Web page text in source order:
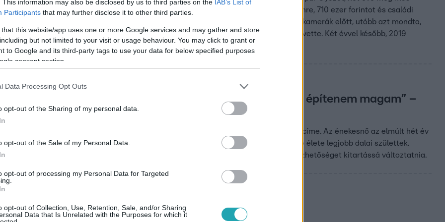
This information may also be disclosed by us to third parties on the IAB’s List of
Participants that may further disclose it to other third parties.
that this website/app uses one or more Google services and may gather and store
but not limited to your visit or usage behaviour. You may click to grant or
to Google and its third-party tags to use your data for below specified purposes
consent section.
Data Processing Opt Outs
opt-out of the Sharing of my personal data.
opt-out of the Sale of my Personal Data.
opt-out of processing my Personal Data for Targeted
opt-out of Collection, Use, Retention, Sale, and/or Sharing
Data that Is Unrelated with the Purposes for which it
körül. 2017. áprilisban az adóhatóság rajtaütésszerűen csapott le a showmanre, 710 ezer forintot és családi
le nála. Gáspár nem sokkal korábban elképesztő luxuskocsiparkkal büszkélkedett a kamerák előtt, utóbb azt mondta,
az övé. Akkor az üggyel kapcsolatban csak egy volt biztos: a sűrű homály, ami körülvette. Két évvel később, 2019
meg a celeb ellen folyó, sikkasztás miatt indult eljárást.
omlott össze az életemnek és valahogy újra kellett építenem magam” –
élete legdrámaibb időszakában született meg
többé” – így hangzik magyarul a világsztár popdíva, Shakira vadonatúj albumának címe. Az énekesnő az elmúlt hét év
de inkább bánatából merített ihletet és építette újra önmagát is, miközben szerinte élete legjobb dalai születtek.
botránya után sikerült a fájdalmat kreativitássá, a haragot szenvedéllyé, a sebezhetőséget kitartássá változtatnia.
helyzetével indokolta a cégvezető, miért